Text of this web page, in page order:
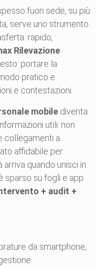
fuori sede, su più
serve uno strumento
rapido,
Rilevazione
portare la
pratico e
e contestazioni.
mobile diventa
utili: non
collegamenti a
affidabile per
arriva quando unisci in
sparso su fogli e app
+ audit +
da smartphone,